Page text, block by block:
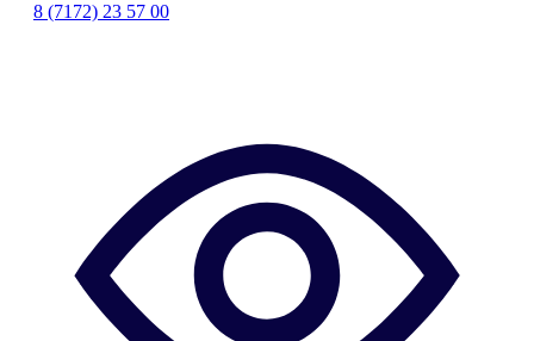
8 (7172) 23 57 00